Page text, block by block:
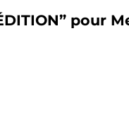
pour